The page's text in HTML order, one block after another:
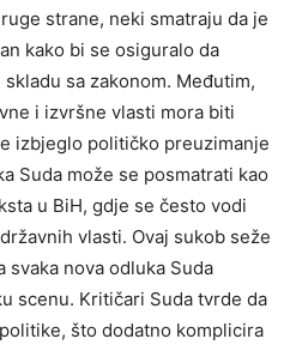
strane, neki smatraju da je
kako bi se osiguralo da
sa zakonom. Međutim,
i izvršne vlasti mora biti
izbjeglo političko preuzimanje
Suda može se posmatrati kao
u BiH, gdje se često vodi
vlasti. Ovaj sukob seže
svaka nova odluka Suda
scenu. Kritičari Suda tvrde da
što dodatno komplicira